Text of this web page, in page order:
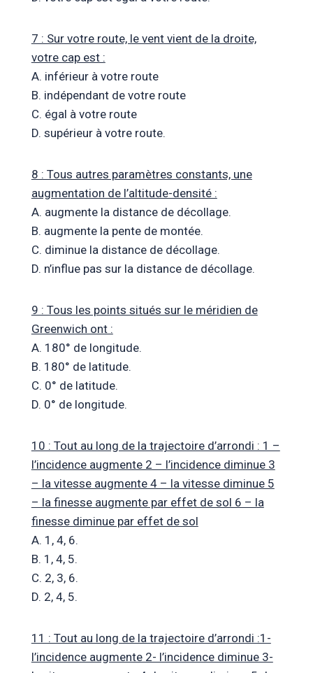
7 : Sur votre route, le vent vient de la droite,
votre cap est :
A. inférieur à votre route
B. indépendant de votre route
C. égal à votre route
D. supérieur à votre route.
8 : Tous autres paramètres constants, une
augmentation de l’altitude-densité :
A. augmente la distance de décollage.
B. augmente la pente de montée.
C. diminue la distance de décollage.
D. n’influe pas sur la distance de décollage.
9 : Tous les points situés sur le méridien de
Greenwich ont :
A. 180° de longitude.
B. 180° de latitude.
C. 0° de latitude.
D. 0° de longitude.
10 : Tout au long de la trajectoire d’arrondi : 1 –
l’incidence augmente 2 – l’incidence diminue 3
– la vitesse augmente 4 – la vitesse diminue 5
– la finesse augmente par effet de sol 6 – la
finesse diminue par effet de sol
A. 1, 4, 6.
B. 1, 4, 5.
C. 2, 3, 6.
D. 2, 4, 5.
11 : Tout au long de la trajectoire d’arrondi :1-
l’incidence augmente 2- l’incidence diminue 3-